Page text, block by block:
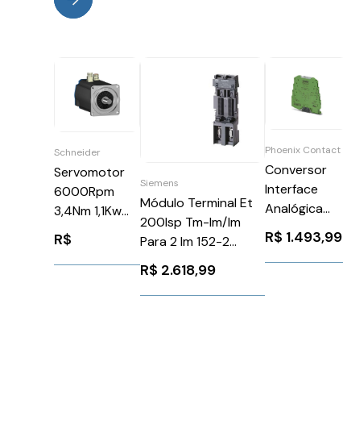
Schneider
Servomotor
6000Rpm
3,4Nm 1,1Kw
Ip50Schneider
BSH1001P12F1A
R$
Siemens
Módulo Terminal Et
200Isp Tm-Im/Im
Para 2 Im 152-2
Redund Siemens
6ES71937AB000AA0
R$ 2.618,99
Phoenix Contact
Conversor
Interface
Analógica
30V
MINIMCRSLUI4
Phoenix
R$ 1.493,99